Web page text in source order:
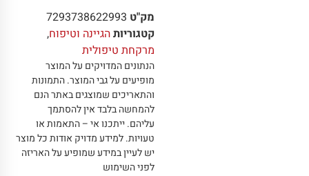
מק"ט 7293738622993
קטגוריותהגיינה וטיפוח,
מרקחת טיפולית
הנתונים המדויקים על המוצר
מופיעים על גבי המוצר.התמונות
והתאריכים שמוצגים באתר הנם
להמחשה בלבד אין להסתמך
עליהם.ייתכנו אי – התאמות או
טעויות.למידע מדויק אודות כל מוצר
יש לעיין במידע שמופיע על האריזה
לפני השימוש